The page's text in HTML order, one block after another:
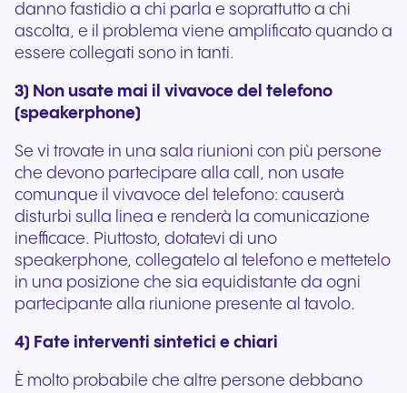
danno fastidio a chi parla e soprattutto a chi
ascolta, e il problema viene amplificato quando a
essere collegati sono in tanti.
3) Non usate mai il vivavoce del telefono
(speakerphone)
Se vi trovate in una sala riunioni con più persone
che devono partecipare alla call, non usate
comunque il vivavoce del telefono: causerà
disturbi sulla linea e renderà la comunicazione
inefficace. Piuttosto, dotatevi di uno
speakerphone, collegatelo al telefono e mettetelo
in una posizione che sia equidistante da ogni
partecipante alla riunione presente al tavolo.
4) Fate interventi sintetici e chiari
È molto probabile che altre persone debbano